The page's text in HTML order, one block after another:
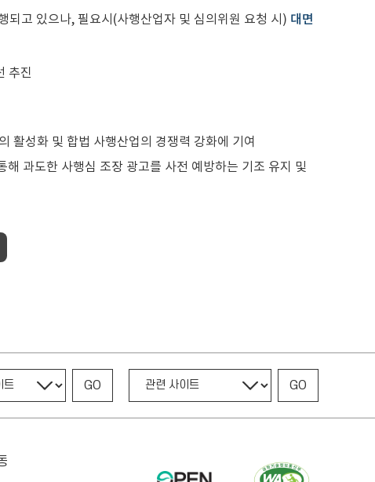
되고 있으나, 필요시(사행산업자 및 심의위원 요청 시) 대면
추진
활성화 및 합법 사행산업의 경쟁력 강화에 기여
과도한 사행심 조장 광고를 사전 예방하는 기조 유지 및
GO GO